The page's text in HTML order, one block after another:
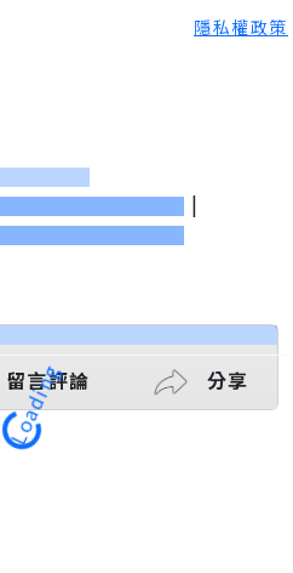
隱私權政策
|
留言評論 分享
Loading